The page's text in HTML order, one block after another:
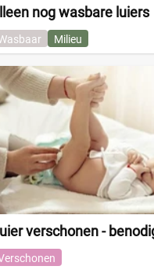
nog wasbare luiers
Milieu
verschonen -